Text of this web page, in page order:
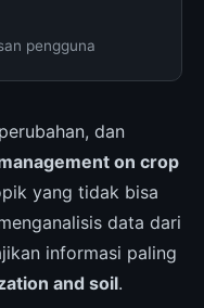
pengguna
dan
on crop
yang tidak bisa
data dari
informasi paling
and soil.